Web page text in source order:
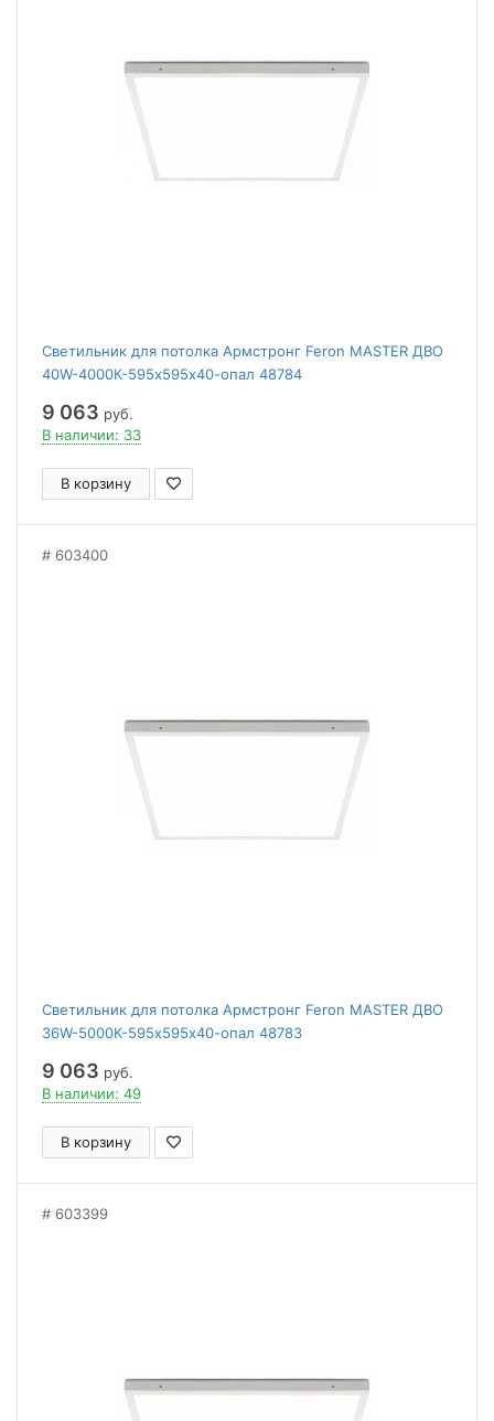
Светильник для потолка Армстронг Feron MASTER ДВО
40W-4000К-595х595х40-опал 48784
9 063 руб.
В наличии: 33
В корзину
603400
Светильник для потолка Армстронг Feron MASTER ДВО
36W-5000К-595х595х40-опал 48783
9 063 руб.
В наличии: 49
В корзину
603399